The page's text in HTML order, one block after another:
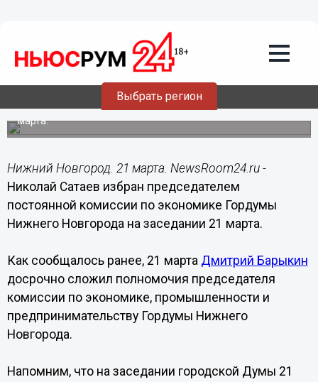
Выбрать регион
Николай Сатаев избран
председателем постоянной комиссии
по экономике Гордумы Нижнего
Новгорода
Решение приняли депутаты городского парламента 21
марта.
Нижний Новгород. 21 марта. NewsRoom24.ru -
Николай Сатаев избран председателем
постоянной комиссии по экономике Гордумы
Нижнего Новгорода на заседании 21 марта.
Как сообщалось ранее, 21 марта Дмитрий Барыкин
досрочно сложил полномочия председателя
комиссии по экономике, промышленности и
предпринимательству Гордумы Нижнего
Новгорода.
Напомним, что на заседании городской Думы 21